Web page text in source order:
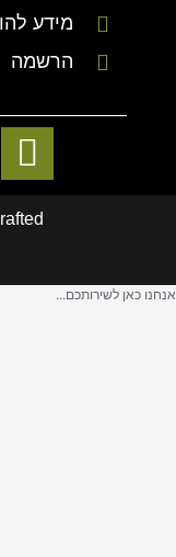
מידע
הרשמה
אנחנו כאן לשירותכם...